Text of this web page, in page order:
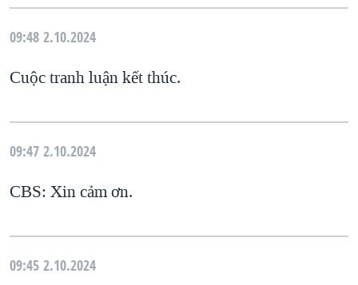
09:48 2.10.2024
Cuộc tranh luận kết thúc.
09:47 2.10.2024
CBS: Xin cảm ơn.
09:45 2.10.2024